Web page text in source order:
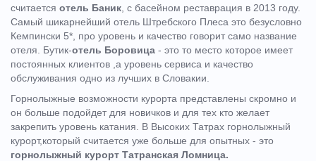
считается отель Баник , с басейном реставрация в 2013 году.
Самый шикарнейший отель Штребского Плеса это безусловно
Кемпински 5*, про уровень и качество говорит само название
отеля. Бутик-отель Боровица - это то место которое имеет
постоянных клиентов ,а уровень сервиса и качество
обслуживания одно из лучших в Словакии.
Горнолыжные возможности курорта представлены скромно и
он больше подойдет для новичков и для тех кто желает
закрепить уровень катания. В Высоких Татрах горнолыжный
курорт,который считается уже больше для опытных - это
горнолыжный курорт Татранская Ломница.